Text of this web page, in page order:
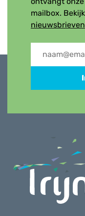
mailbox.
nieuwsbrieven